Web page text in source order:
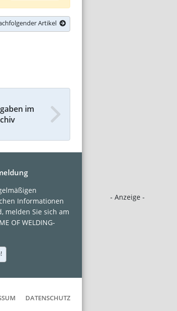
- Anzeige -
Artikel
im
Informationen
melden Sie sich am
OF WELDING-
DATENSCHUTZ